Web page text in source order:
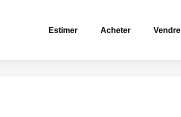
Estimer Acheter Vendre